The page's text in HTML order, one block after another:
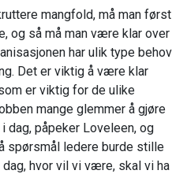
mangfold, må man først
og så må man være klar over
har ulik type behov
Det er viktig å være klar
er viktig for de ulike
mange glemmer å gjøre
dag, påpeker Loveleen, og
spørsmål ledere burde stille
hvor vil vi være, skal vi ha